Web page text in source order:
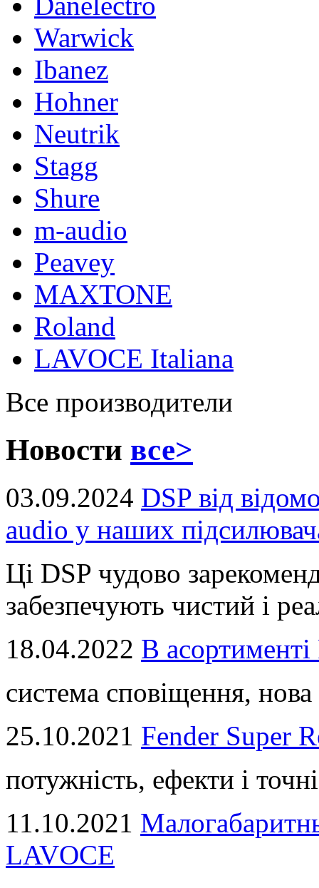
Warwick
Ibanez
Hohner
Neutrik
Stagg
Shure
m-audio
Peavey
MAXTONE
Roland
LAVOCE Italiana
Все производители
Новости все>
03.09.2024 DSP від
audio у наших
Ці DSP чудово
забезпечують чистий і
18.04.2022 В
система сповіщення,
25.10.2021 Fender Super
потужність, ефекти і
11.10.2021
LAVOCE